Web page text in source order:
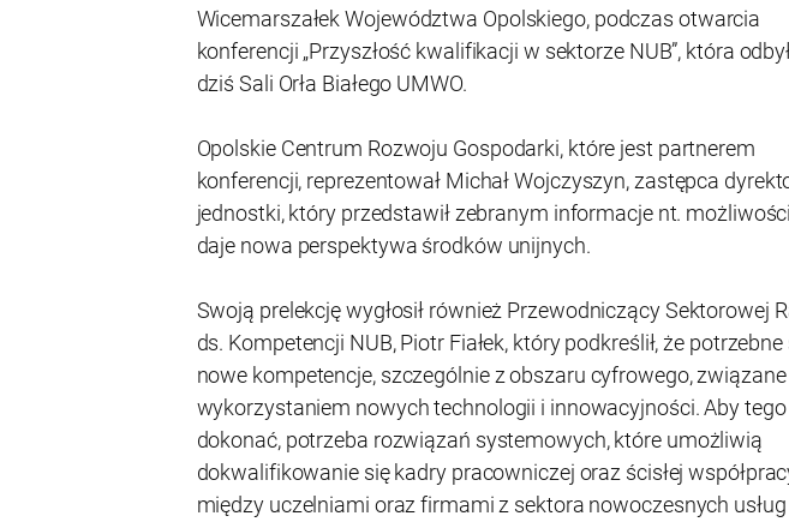
Wicemarszałek Województwa Opolskiego, podczas otwarcia
konferencji „Przyszłość kwalifikacji w sektorze NUB”, która
dziś Sali Orła Białego UMWO.
Opolskie Centrum Rozwoju Gospodarki, które jest partnerem
konferencji, reprezentował Michał Wojczyszyn, zastępca
jednostki, który przedstawił zebranym informacje nt.
daje nowa perspektywa środków unijnych.
Swoją prelekcję wygłosił również Przewodniczący Sektorowej
ds. Kompetencji NUB, Piotr Fiałek, który podkreślił, że potrzebne
nowe kompetencje, szczególnie z obszaru cyfrowego,
wykorzystaniem nowych technologii i innowacyjności. Aby tego
dokonać, potrzeba rozwiązań systemowych, które umożliwią
dokwalifikowanie się kadry pracowniczej oraz ścisłej
między uczelniami oraz firmami z sektora nowoczesnych usług